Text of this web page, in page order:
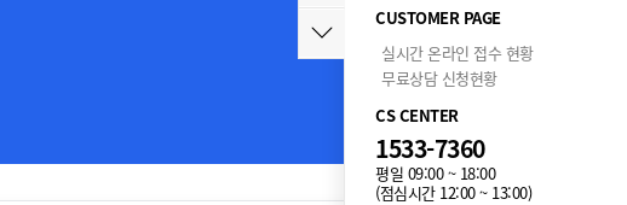
CUSTOMER PAGE
실시간 온라인 접수 현황
무료상담 신청현황
CS CENTER
1533-7360
평일 09:00 ~ 18:00
(점심시간 12:00 ~ 13:00)